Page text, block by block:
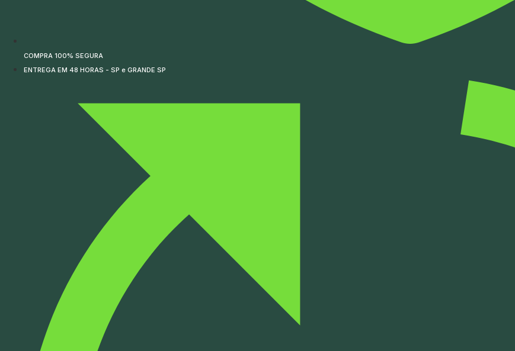
COMPRA 100% SEGURA
ENTREGA EM 48 HORAS - SP e GRANDE SP